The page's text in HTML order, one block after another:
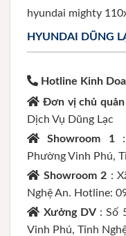
hyundai mighty
HYUNDAI DŨNG
Hotline Kinh
Đơn vị chủ quản
Dịch Vụ Dũng Lạc
Showroom 1
Phường Vinh Phú,
Showroom 2 :
Nghệ An. Hotline:
Xưởng DV : Số
Vinh Phú, Tỉnh